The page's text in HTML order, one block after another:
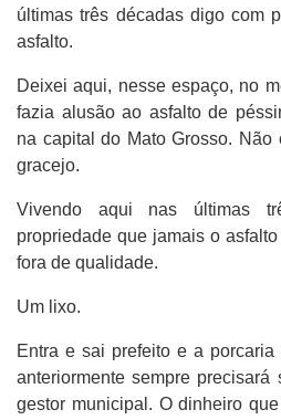
últimas três décadas digo com
asfalto.
Deixei aqui, nesse espaço, no
fazia alusão ao asfalto de
na capital do Mato Grosso.
gracejo.
Vivendo aqui nas últimas
propriedade que jamais o
fora de qualidade.
Um lixo.
Entra e sai prefeito e a
anteriormente sempre
gestor municipal. O dinheiro